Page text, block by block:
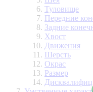
Туловище
Передние
Задние
Хвост
Движения
Шерсть
Окрас
Размер